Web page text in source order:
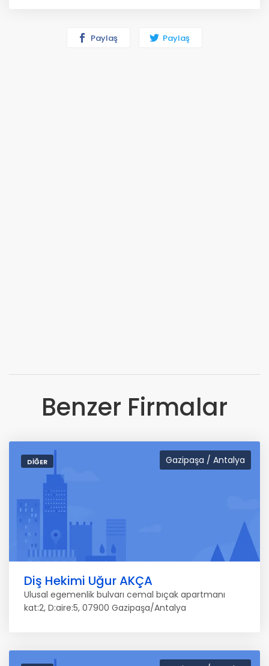
Paylaş Paylaş
Benzer Firmalar
Gazipaşa / Antalya
DIĞER
Diş Hekimi Uğur AKÇA
Ulusal egemenlik bulvarı cemal bıçak apartmanı
kat:2, D:aire:5, 07900 Gazipaşa/Antalya